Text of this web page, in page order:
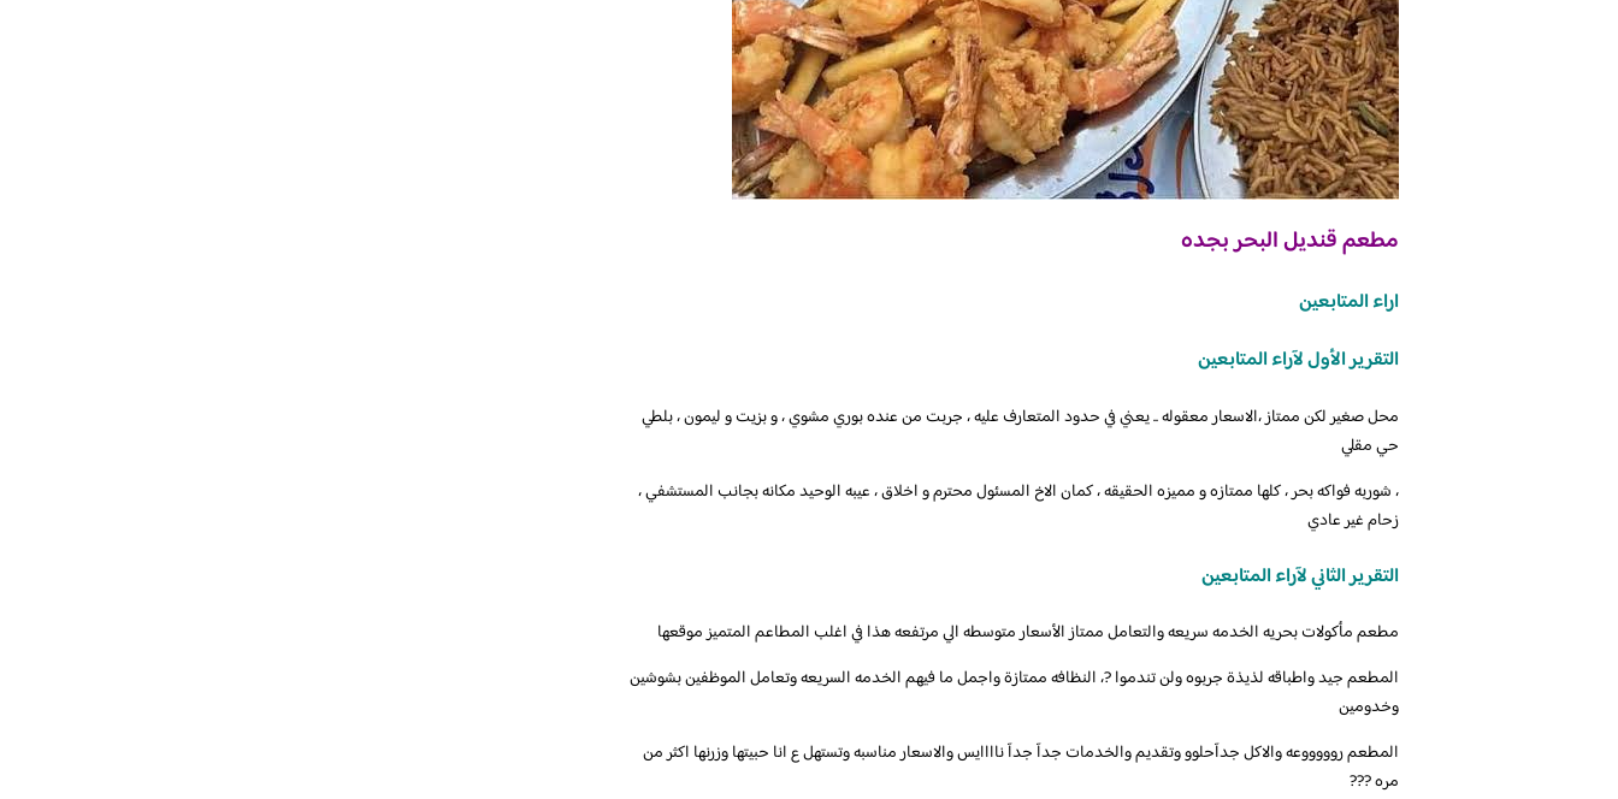
مطعم قنديل البحر بجده
اراء المتابعين
التقرير الأول لآراء المتابعين
محل صغير لكن ممتاز ،الاسعار معقوله .. يعني في حدود المتعارف عليه ، جربت من عنده بوري مشوي ، و بزيت و ليمون ، بلطي
حي مقلي
، شوربه فواكه بحر ، كلها ممتازه و مميزه الحقيقه ، كمان الاخ المسئول محترم و اخلاق ، عيبه الوحيد مكانه بجانب المستشفي ،
زحام غير عادي
التقرير الثاني لآراء المتابعين
مطعم مأكولات بحريه الخدمه سريعه والتعامل ممتاز الأسعار متوسطه الي مرتفعه هذا في اغلب المطاعم المتميز موقعها
المطعم جيد واطباقه لذيذة جربوه ولن تندموا ?، النظافه ممتازة واجمل ما فيهم الخدمه السريعه وتعامل الموظفين بشوشين
وخدومين
المطعم روووووعه والاكل جدآحلوو وتقديم والخدمات جدآ جدآ ناااايس والاسعار مناسبه وتستهل ع انا حبيتها وزرنها اكثر من
مره ???